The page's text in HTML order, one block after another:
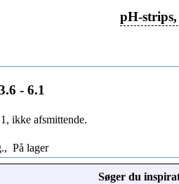
pH-
- 6.1
ikke afsmittende.
På lager
Søger du